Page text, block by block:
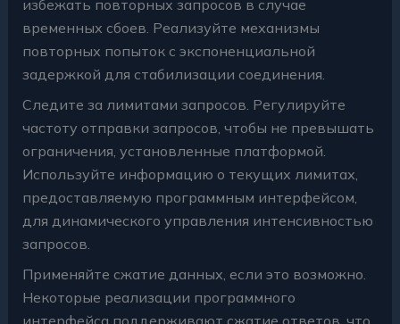
избежать повторных запросов в случае
временных сбоев. Реализуйте механизмы
повторных попыток с экспоненциальной
задержкой для стабилизации соединения.
Следите за лимитами запросов. Регулируйте
частоту отправки запросов, чтобы не превышать
ограничения, установленные платформой.
Используйте информацию о текущих лимитах,
предоставляемую программным интерфейсом,
для динамического управления интенсивностью
запросов.
Применяйте сжатие данных, если это возможно.
Некоторые реализации программного
интерфейса поддерживают сжатие ответов, что